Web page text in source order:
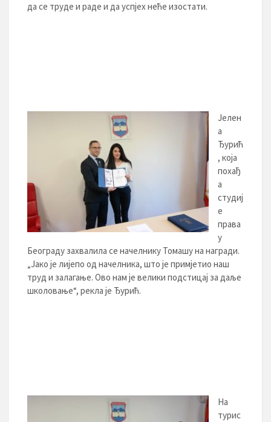
да се труде и раде и да успјех неће изостати.
Јелен
а
Ђурић
, која
похађ
а
студиј
е
права
у
Београду захвалила се начелнику Томашу на награди.
„Јако је лијепо од начелника, што је примјетио наш
труд и залагање. Ово нам је велики подстицај за даљe
школовање“, рекла је Ђурић.
На
турис